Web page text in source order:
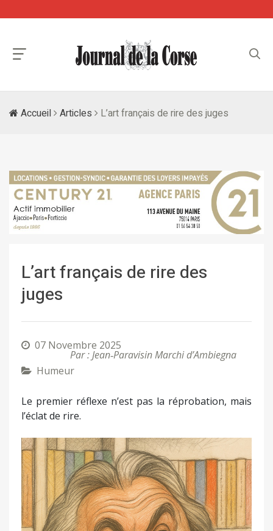
Accueil Articles L’art français de rire des juges
L’art français de rire des
juges
07 Novembre 2025
Par : Jean‑Paravisin Marchi d’Ambiegna
Humeur
Le premier réflexe n’est pas la réprobation, mais
l’éclat de rire.